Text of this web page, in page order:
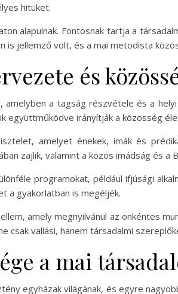
hitüket.
alapulnak. Fontosnak tartja a
jellemző volt, és a mai metodista
és
a tagság részvétele és a
együttműködve irányítják a közösség
amelyet énekek, imák és
zajlik, valamint a közös imádság és a
programokat, például ifjúsági
a gyakorlatban is megéljék.
amely megnyilvánul az önkéntes
csak vallási, hanem társadalmi
a mai
egyházak világának, és egyre